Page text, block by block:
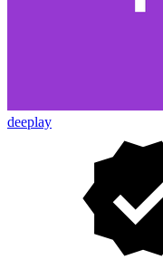
deeplay